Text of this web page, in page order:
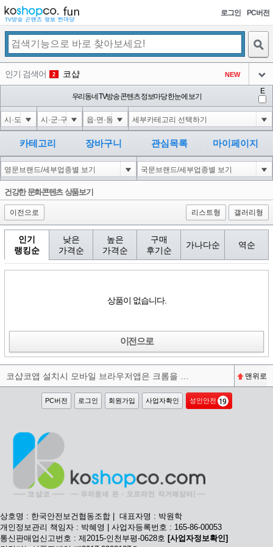
로그인 PC버전
인기 검색어 2 코샵 NEW
익스
아이콘
4 미끄럼방지
아이콘
5 대성설렁탕
아이콘
-16
6 1-1); waitfor delay '0:0:15' --
아이콘
0
1
우리동네 TV방송 콘텐츠 정보마당 한눈에 보기
E
카테고리 장바구니 관심목록 마이페이지
건강한 문화콘텐츠 상품보기
이전으로 리스트형 갤러리형
인기
랭킹순
낮은
가격순
높은
가격순
구매
후기순
가나다순 역순
상품이 없습니다.
이전으로
코샵코앱 설치시 모바일 브라우저앱은 크롬을 권장합니다^^ 맨위로
PC버전 로그인 회원가입 사업자확인 성인안전
상호명 : 한국안전보건협동조합 | 대표자명 : 박원학
개인정보관리 책임자 : 박혜영 | 사업자등록번호 : 165-86-00053
통신판매업신고번호 : 제2015-인천부평-0628호 [사업자정보확인]